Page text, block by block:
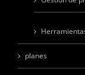
planes
BLOG